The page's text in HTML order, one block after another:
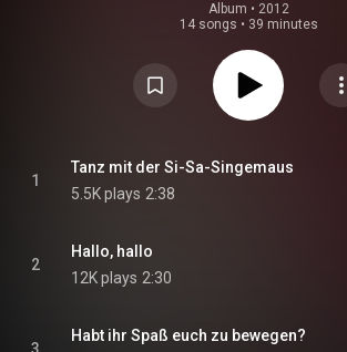
Album • 2012
14 songs • 39 minutes
1
Tanz mit der Si-Sa-Singemaus
5.5K plays 2:38
2
Hallo, hallo
12K plays 2:30
Habt ihr Spaß euch zu bewegen?